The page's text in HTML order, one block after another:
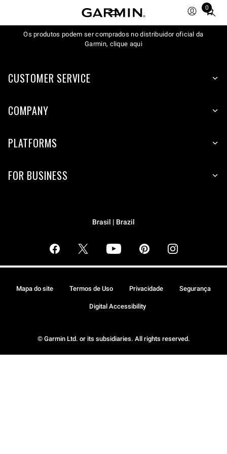
0
Total
items
in
Os produtos podem ser comprados no distribuidor oficial da
Garmin, clique aqui
CUSTOMER SERVICE
COMPANY
PLATFORMS
FOR BUSINESS
Brasil | Brazil
© Garmin Ltd. or its subsidiaries. All rights reserved.
Mapa do site Termos de Uso Privacidade Segurança
Digital Accessibility